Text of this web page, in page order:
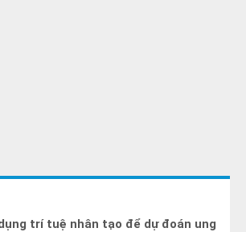
trí tuệ nhân tạo để dự đoán ung